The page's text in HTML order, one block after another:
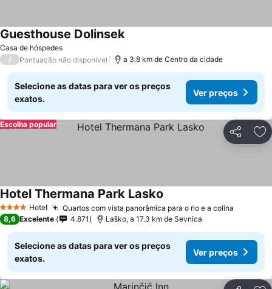
Casa de hóspedes
Guesthouse Dolinsek
/ Pontuação não disponível a 3.8 km de Centro da cidade
Selecione as datas para ver os preços
exatos.
Ver preços
Partilhar
Escolha popular
4 EstrelasHotel Quartos com vista panorâmica para o rio e a colina
Hotel Thermana Park Lasko
8,6 Excelente 4.871 Laško, a 17.3 km de Sevnica
Selecione as datas para ver os preços
exatos.
Ver preços